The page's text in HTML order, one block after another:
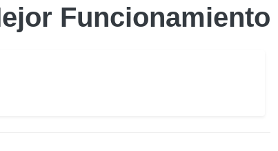
Funcionamiento